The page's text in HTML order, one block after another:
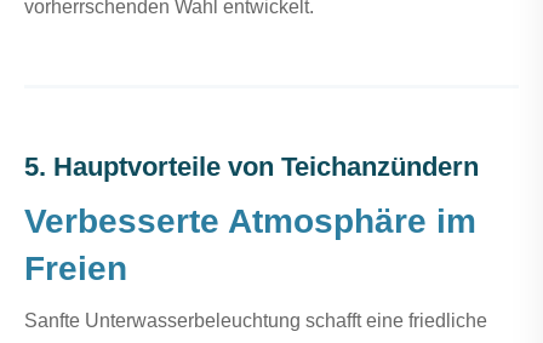
vorherrschenden Wahl entwickelt.
5. Hauptvorteile von Teichanzündern
Verbesserte Atmosphäre im
Freien
Sanfte Unterwasserbeleuchtung schafft eine friedliche